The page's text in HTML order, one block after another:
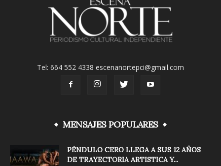
Tel: 664 552 4338 escenanortepci@gmail.com
MENSAJES POPULARES
PÉNDULO CERO LLEGA A SUS 12 AÑOS
DE TRAYECTORIA ARTISTICA Y...